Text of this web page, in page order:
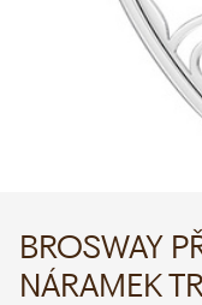
VOLEJTE
BROSWAY
NÁRAMEK